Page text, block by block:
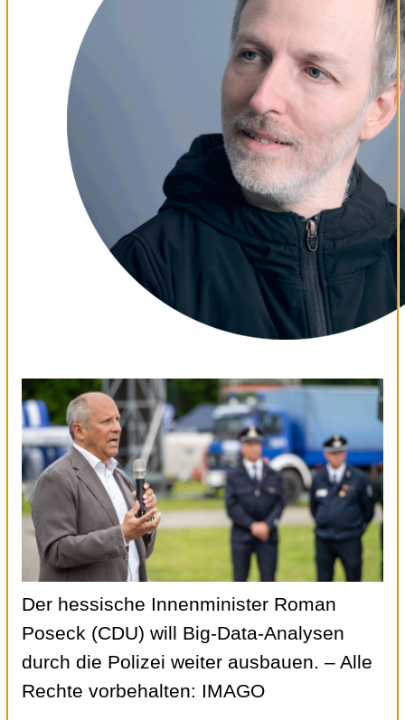
Der hessische Innenminister Roman
Poseck (CDU) will Big-Data-Analysen
durch die Polizei weiter ausbauen. – Alle
Rechte vorbehalten: IMAGO